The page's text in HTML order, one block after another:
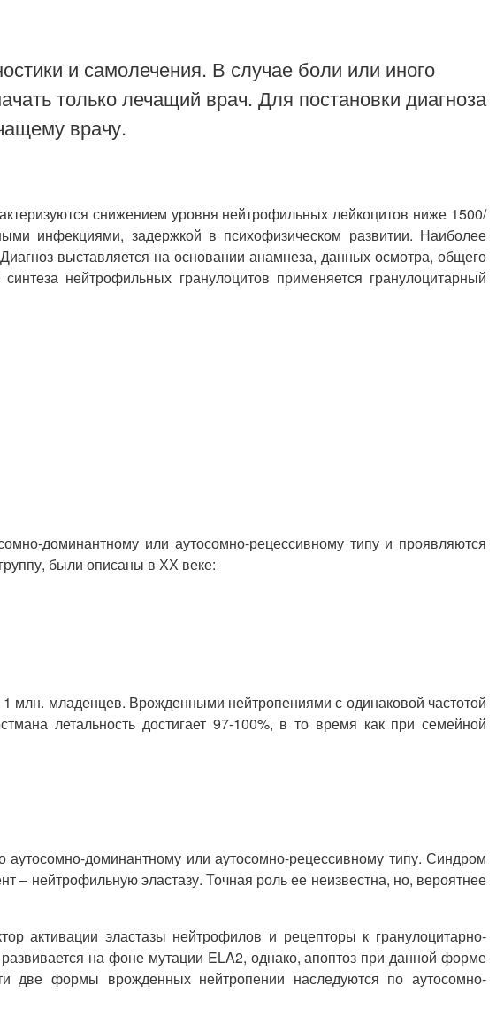
и самолечения. В случае боли или иного
только лечащий врач. Для постановки диагноза
врачу.
снижением уровня нейтрофильных лейкоцитов ниже 1500/
инфекциями, задержкой в психофизическом развитии. Наиболее
выставляется на основании анамнеза, данных осмотра, общего
нейтрофильных гранулоцитов применяется гранулоцитарный
доминантному или аутосомно-рецессивному типу и проявляются
были описаны в ХХ веке:
1 млн. младенцев. Врожденными нейтропениями с одинаковой частотой
летальность достигает 97-100%, в то время как при семейной
доминантному или аутосомно-рецессивному типу. Синдром
– нейтрофильную эластазу. Точная роль ее неизвестна, но, вероятнее
активации эластазы нейтрофилов и рецепторы к гранулоцитарно-
на фоне мутации ELA2, однако, апоптоз при данной форме
две формы врожденных нейтропении наследуются по аутосомно-